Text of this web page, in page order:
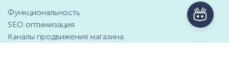
Функциональность
SEO оптимизация
Каналы продвижения магазина